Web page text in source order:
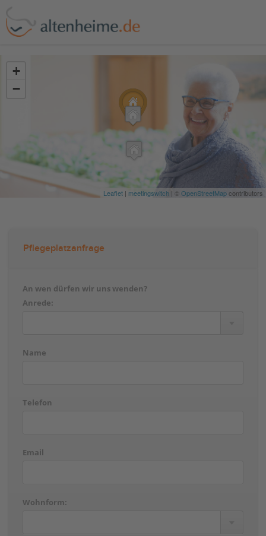
+
−
Leaflet | meetingswitch | ©OpenStreetMapcontributors
Pflegeplatzanfrage
An wen dürfen wir uns wenden?
Anrede:
Name
Telefon
Email
Wohnform: